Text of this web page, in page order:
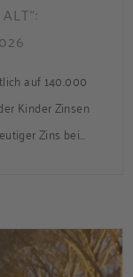
auf 140.000
Kinder Zinsen
Zins bei
[…]